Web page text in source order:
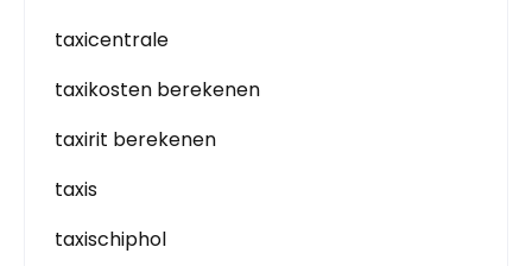
taxicentrale
taxikosten berekenen
taxirit berekenen
taxis
taxischiphol